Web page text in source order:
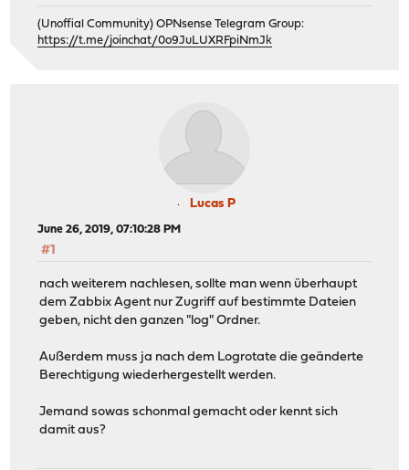
(Unoffial Community) OPNsense Telegram Group:
https://t.me/joinchat/0o9JuLUXRFpiNmJk
Lucas P
June 26, 2019, 07:10:28 PM
#1
nach weiterem nachlesen, sollte man wenn überhaupt
dem Zabbix Agent nur Zugriff auf bestimmte Dateien
geben, nicht den ganzen "log" Ordner.
Außerdem muss ja nach dem Logrotate die geänderte
Berechtigung wiederhergestellt werden.
Jemand sowas schonmal gemacht oder kennt sich
damit aus?